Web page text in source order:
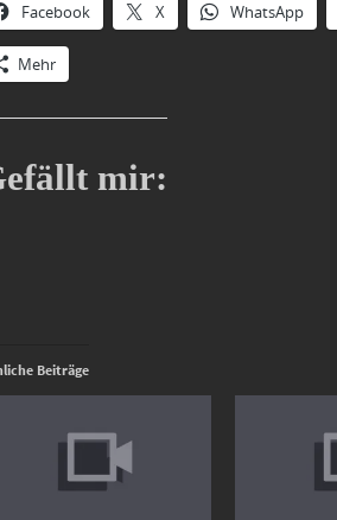
Facebook X WhatsApp
Mehr
mir:
Beiträge